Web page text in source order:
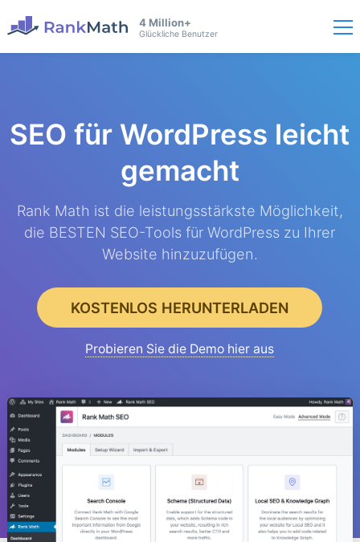
4 Million+
Glückliche Benutzer
SEO für WordPress leicht
gemacht
Rank Math ist die leistungsstärkste Möglichkeit,
die BESTEN SEO-Tools für WordPress zu Ihrer
Website hinzuzufügen.
KOSTENLOS HERUNTERLADEN
Probieren Sie die Demo hier aus